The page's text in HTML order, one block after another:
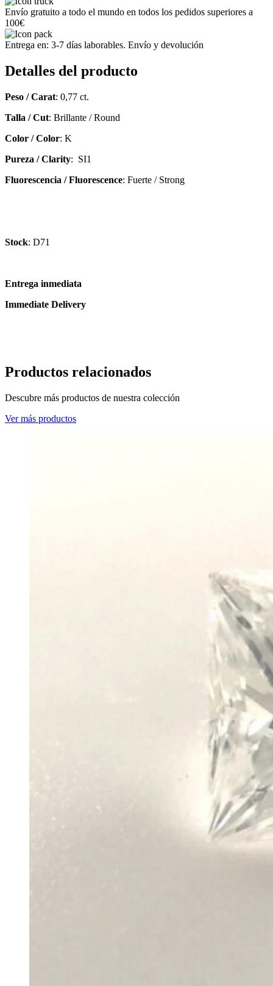
Envío gratuito a todo el mundo en todos los pedidos superiores a
100€
Entrega en: 3-7 días laborables. Envío y devolución
Detalles del producto
Peso / Carat: 0,77 ct.
Talla / Cut: Brillante / Round
Color / Color: K
Pureza / Clarity: SI1
Fluorescencia / Fluorescence: Fuerte / Strong
Stock: D71
Entrega inmediata
Immediate Delivery
Productos relacionados
Descubre más productos de nuestra colección
Ver más productos